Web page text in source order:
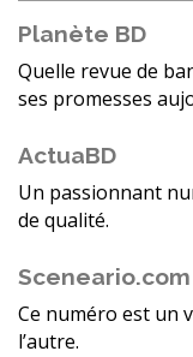
Planète BD
Quelle revue de
ses promesses
ActuaBD
Un passionnant
de qualité.
Sceneario.com
Ce numéro est un
l’autre.